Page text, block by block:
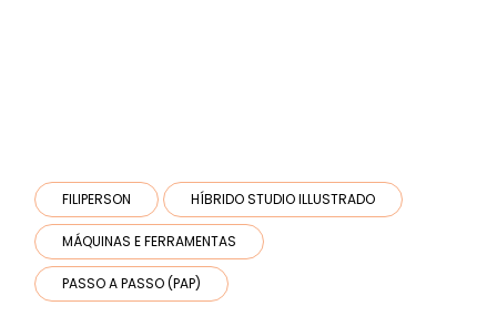
FILIPERSON HÍBRIDO STUDIO ILLUSTRADO
MÁQUINAS E FERRAMENTAS
PASSO A PASSO (PAP)